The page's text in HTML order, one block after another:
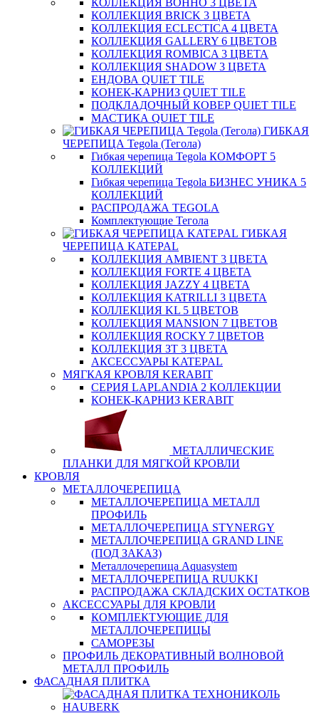
КОЛЛЕКЦИЯ BOHHO 3 ЦВЕТА
КОЛЛЕКЦИЯ BRICK 3 ЦВЕТА
КОЛЛЕКЦИЯ ECLECTICA 4 ЦВЕТА
КОЛЛЕКЦИЯ GALLERY 6 ЦВЕТОВ
КОЛЛЕКЦИЯ ROMBICA 3 ЦВЕТА
КОЛЛЕКЦИЯ SHADOW 3 ЦВЕТА
ЕНДОВА QUIET TILE
КОНЕК-КАРНИЗ QUIET TILE
ПОДКЛАДОЧНЫЙ КОВЕР QUIET TILE
МАСТИКА QUIET TILE
ГИБКАЯ
ЧЕРЕПИЦА Tegola (Тегола)
Гибкая черепица Tegola КОМФОРТ 5
КОЛЛЕКЦИЙ
Гибкая черепица Tegola БИЗНЕС УНИКА 5
КОЛЛЕКЦИЙ
РАСПРОДАЖА TEGOLA
Комплектующие Тегола
ГИБКАЯ
ЧЕРЕПИЦА KATEPAL
КОЛЛЕКЦИЯ AMBIENT 3 ЦВЕТА
КОЛЛЕКЦИЯ FORTE 4 ЦВЕТА
КОЛЛЕКЦИЯ JAZZY 4 ЦВЕТА
КОЛЛЕКЦИЯ KATRILLI 3 ЦВЕТА
КОЛЛЕКЦИЯ KL 5 ЦВЕТОВ
КОЛЛЕКЦИЯ MANSION 7 ЦВЕТОВ
КОЛЛЕКЦИЯ ROCKY 7 ЦВЕТОВ
КОЛЛЕКЦИЯ ЗТ 3 ЦВЕТА
АКСЕССУАРЫ KATEPAL
МЯГКАЯ КРОВЛЯ KERABIT
СЕРИЯ LAPLANDIA 2 КОЛЛЕКЦИИ
КОНЕК-КАРНИЗ KERABIT
МЕТАЛЛИЧЕСКИЕ
ПЛАНКИ ДЛЯ МЯГКОЙ КРОВЛИ
КРОВЛЯ
МЕТАЛЛОЧЕРЕПИЦА
МЕТАЛЛОЧЕРЕПИЦА МЕТАЛЛ
ПРОФИЛЬ
МЕТАЛЛОЧЕРЕПИЦА STYNERGY
МЕТАЛЛОЧЕРЕПИЦА GRAND LINE
(ПОД ЗАКАЗ)
Металлочерепица Aquasystem
МЕТАЛЛОЧЕРЕПИЦА RUUKKI
РАСПРОДАЖА СКЛАДСКИХ ОСТАТКОВ
АКСЕССУАРЫ ДЛЯ КРОВЛИ
КОМПЛЕКТУЮЩИЕ ДЛЯ
МЕТАЛЛОЧЕРЕПИЦЫ
САМОРЕЗЫ
ПРОФИЛЬ ДЕКОРАТИВНЫЙ ВОЛНОВОЙ
МЕТАЛЛ ПРОФИЛЬ
ФАСАДНАЯ ПЛИТКА